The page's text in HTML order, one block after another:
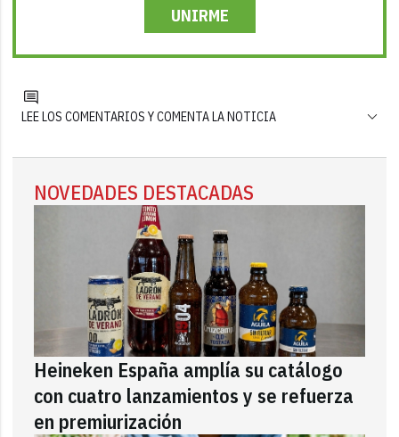
UNIRME
LEE LOS COMENTARIOS Y COMENTA LA NOTICIA
NOVEDADES DESTACADAS
Heineken España amplía su catálogo
con cuatro lanzamientos y se refuerza
en premiurización